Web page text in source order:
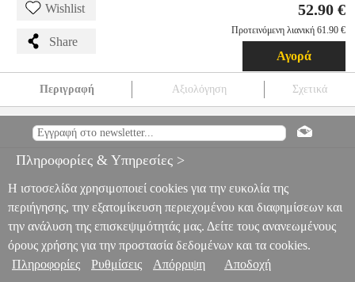
Wishlist
Share
52.90 €
Προτεινόμενη λιανική 61.90 €
Αγορά
Περιγραφή Αξιολόγηση Σχετικά
GAMES PIKMIN 3 - DELUXE EDITION
Πληροφορίες & Υπηρεσίες >
Η ιστοσελίδα χρησιμοποιεί cookies για την ευκολία της
περιήγησης, την εξατομίκευση περιεχομένου και διαφημίσεων και
την ανάλυση της επισκεψιμότητάς μας. Δείτε τους ανανεωμένους
όρους χρήσης για την προστασία δεδομένων και τα cookies.
Πληροφορίες
Ρυθμίσεις Απόρριψη Αποδοχή